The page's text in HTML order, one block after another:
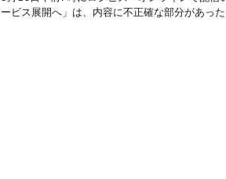
ービス展開へ」は、内容に不正確な部分があっ